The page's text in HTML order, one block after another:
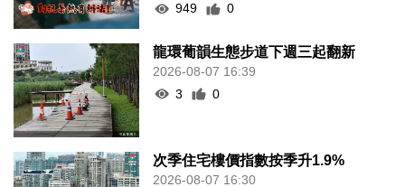
949
0
龍環葡韻生態步道下週三起翻新
2026-08-07 16:39
3
0
次季住宅樓價指數按季升1.9%
2026-08-07 16:30